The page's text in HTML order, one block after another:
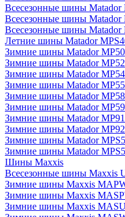
Всесезонные шины Matador
Всесезонные шины Matador
Всесезонные шины Matador
Летние шины Matador
Зимние шины Matador MP50
Зимние шины Matador MP52
Зимние шины Matador MP54
Зимние шины Matador MP55
Зимние шины Matador
Зимние шины Matador MP59
Зимние шины Matador MP91
Зимние шины Matador MP92
Зимние шины Matador
Зимние шины Matador
Шины Maxxis
Всесезонные шины Maxxis
Зимние шины Maxxis
Зимние шины Maxxis
Зимние шины Maxxis